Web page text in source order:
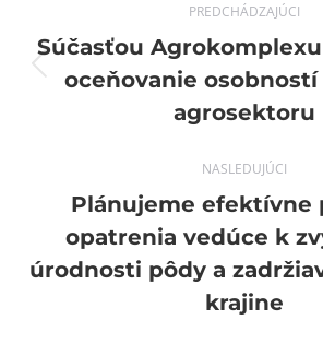
navigation
PREDCHÁDZAJÚCI
Previous
post:
Súčasťou
oceňovanie osobností
agrosektoru
NASLEDUJÚCI
Next
post:
Plánujeme efektívne
opatrenia vedúce k
úrodnosti pôdy a
krajine